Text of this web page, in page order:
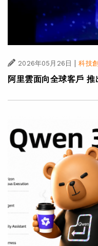
2026年05月26日 科技
阿里雲面向全球客戶